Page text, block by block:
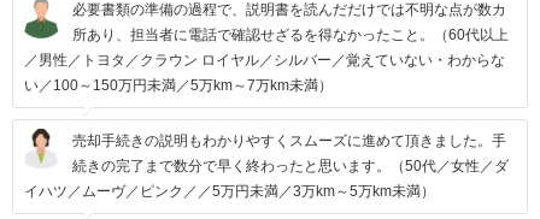
必要書類の準備の過程で、説明書を読んだだけでは不明な点が数カ
所あり、担当者に電話で確認せざるを得なかったこと。（60代以上
／男性／トヨタ／クラウン ロイヤル／シルバー／覚えていない・わからな
い／100～150万円未満／5万km～7万km未満）
売却手続きの説明もわかりやすくスムーズに進めて頂きました。手
続きの完了まで数分で早く終わったと思います。（50代／女性／ダ
イハツ／ムーヴ／ピンク／／5万円未満／3万km～5万km未満）